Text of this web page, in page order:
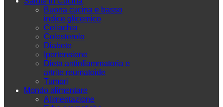
Buona cucina e basso
indice glicemico
Celiachia
Colesterolo
Diabete
Ipertensione
Dieta antinfiammatoria e
artrite reumatoide
Tumori
Mondo alimentare
Alimentazione